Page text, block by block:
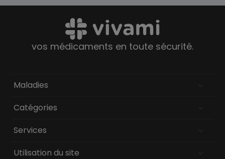
vos médicaments en toute sécurité.
Maladies
Catégories
Services
Utilisation du site